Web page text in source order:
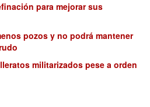
para mejorar sus
pozos y no podrá mantener
militarizados pese a orden